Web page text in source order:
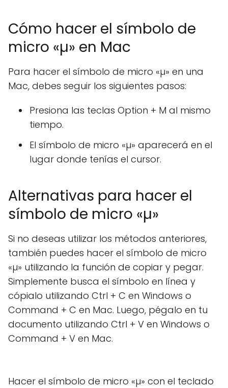
Cómo hacer el símbolo de
micro «µ» en Mac
Para hacer el símbolo de micro «µ» en una
Mac, debes seguir los siguientes pasos:
Presiona las teclas Option + M al mismo
tiempo.
El símbolo de micro «µ» aparecerá en el
lugar donde tenías el cursor.
Alternativas para hacer el
símbolo de micro «µ»
Si no deseas utilizar los métodos anteriores,
también puedes hacer el símbolo de micro
«µ» utilizando la función de copiar y pegar.
Simplemente busca el símbolo en línea y
cópialo utilizando Ctrl + C en Windows o
Command + C en Mac. Luego, pégalo en tu
documento utilizando Ctrl + V en Windows o
Command + V en Mac.
Hacer el símbolo de micro «µ» con el teclado